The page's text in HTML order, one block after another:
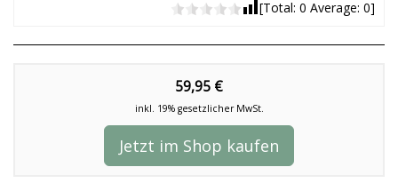
[Total: 0 Average: 0]
59,95 €
inkl. 19% gesetzlicher MwSt.
Jetzt im Shop kaufen